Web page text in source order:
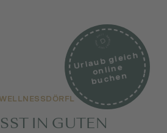
IN GUTEN
Urlaub gleich
online
buchen